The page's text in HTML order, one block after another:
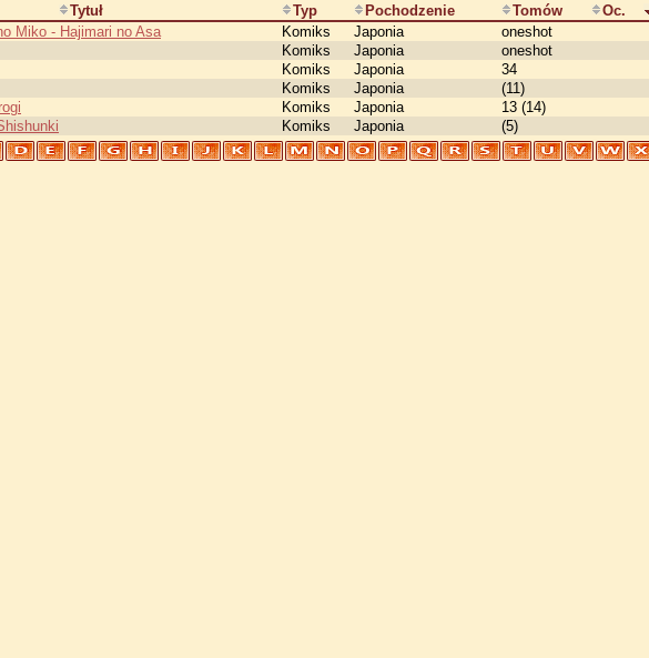
Tytuł Typ Pochodzenie Tomów Oc.
Miko - Hajimari no Asa
Komiks Japonia
oneshot
Komiks Japonia
oneshot
Komiks Japonia
34
Komiks Japonia
(11)
Komiks Japonia
13 (14)
Komiks Japonia (5)